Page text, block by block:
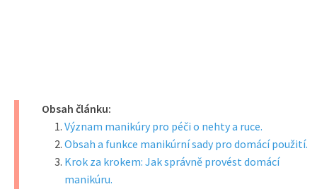
Obsah článku:
Význam manikúry pro péči o nehty a ruce.
Obsah a funkce manikúrní sady pro domácí použití.
Krok za krokem: Jak správně provést domácí
manikúru.